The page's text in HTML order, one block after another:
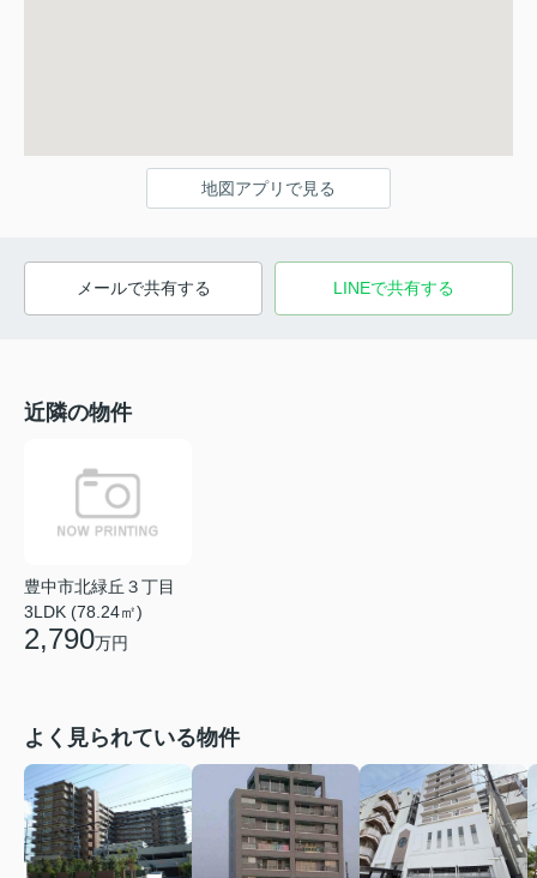
地図アプリで見る
メールで共有する LINEで共有する
近隣の物件
豊中市北緑丘３丁目
3LDK (78.24㎡)
2,790万円
よく見られている物件